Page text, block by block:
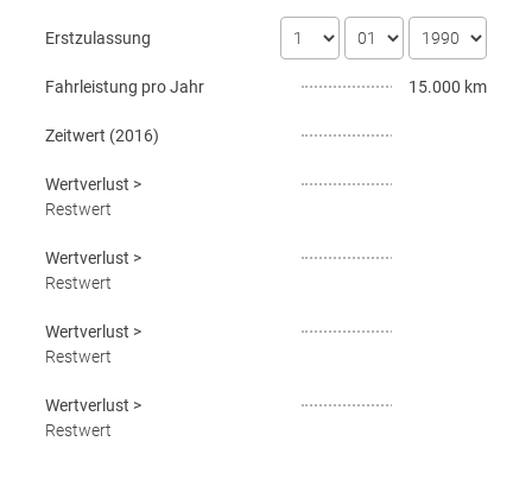
Erstzulassung
Fahrleistung pro Jahr 15.000 km
Zeitwert (2016)
Wertverlust >
Restwert
Wertverlust >
Restwert
Wertverlust >
Restwert
Wertverlust >
Restwert